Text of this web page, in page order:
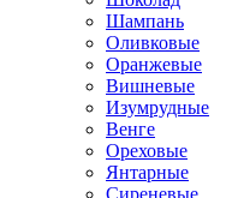
Шампань
Оливковые
Оранжевые
Вишневые
Изумрудные
Венге
Ореховые
Янтарные
Сиреневые